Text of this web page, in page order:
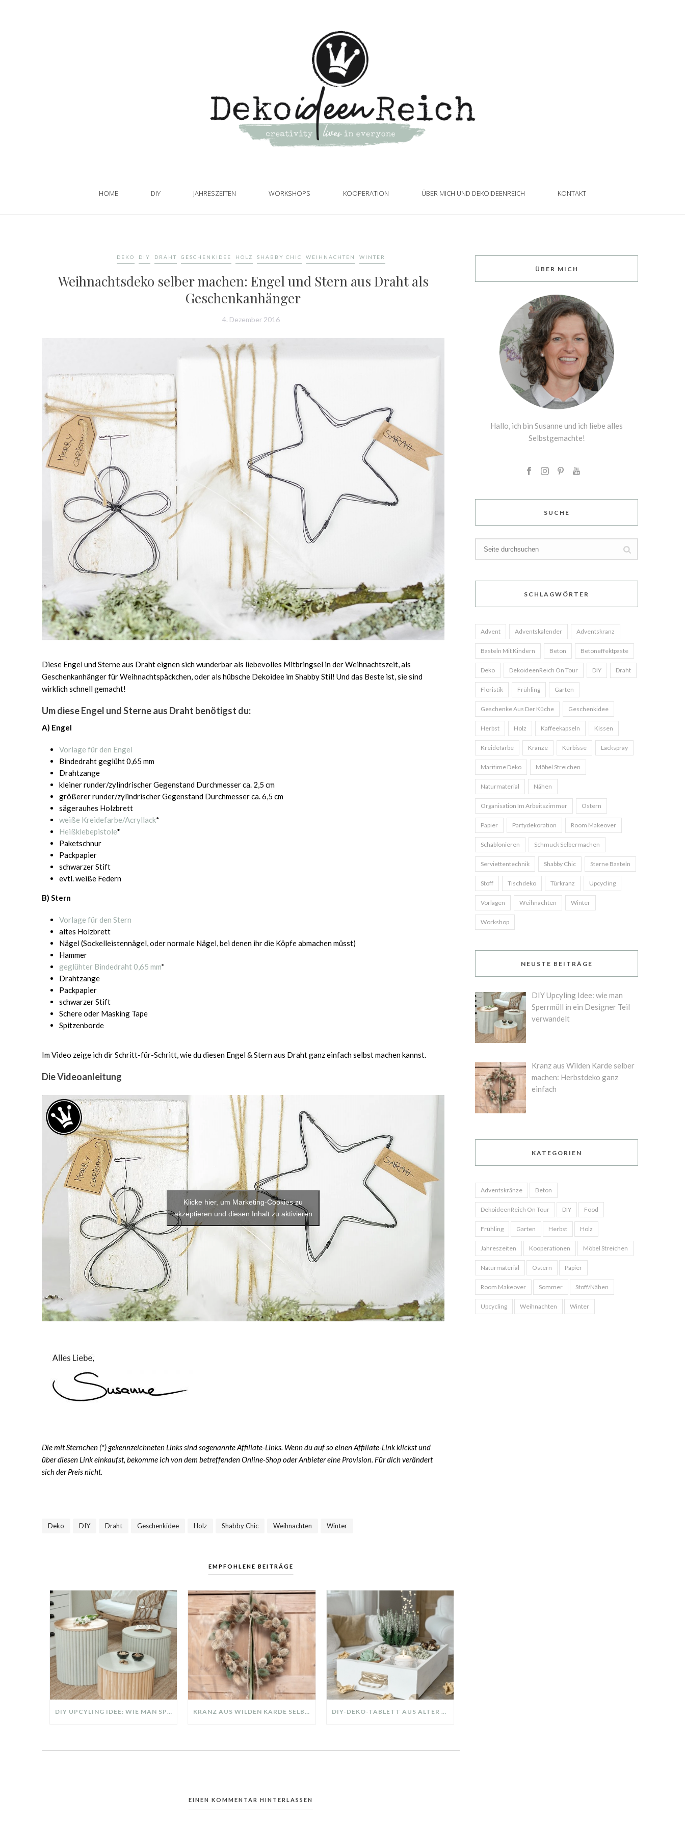
HOME DIY JAHRESZEITEN WORKSHOPS KOOPERATION ÜBER MICH UND DEKOIDEENREICH KONTAKT
DEKO DIY DRAHT GESCHENKIDEE HOLZ SHABBY CHIC WEIHNACHTEN WINTER
Weihnachtsdeko selber machen: Engel und Stern aus Draht als
Geschenkanhänger
4. Dezember 2016
Diese Engel und Sterne aus Draht eignen sich wunderbar als liebevolles Mitbringsel in der Weihnachtszeit, als
Geschenkanhänger für Weihnachtspäckchen, oder als hübsche Dekoidee im Shabby Stil! Und das Beste ist, sie sind
wirklich schnell gemacht!
Um diese Engel und Sterne aus Draht benötigst du:
A) Engel
Vorlage für den Engel
Bindedraht geglüht 0,65 mm
Drahtzange
kleiner runder/zylindrischer Gegenstand Durchmesser ca. 2,5 cm
größerer runder/zylindrischer Gegenstand Durchmesser ca. 6,5 cm
sägerauhes Holzbrett
weiße Kreidefarbe/Acryllack*
Heißklebepistole*
Paketschnur
Packpapier
schwarzer Stift
evtl. weiße Federn
B) Stern
Vorlage für den Stern
altes Holzbrett
Nägel (Sockelleistennägel, oder normale Nägel, bei denen ihr die Köpfe abmachen müsst)
Hammer
geglühter Bindedraht 0,65 mm*
Drahtzange
Packpapier
schwarzer Stift
Schere oder Masking Tape
Spitzenborde
Im Video zeige ich dir Schritt-für-Schritt, wie du diesen Engel & Stern aus Draht ganz einfach selbst machen kannst.
Die Videoanleitung
Klicke hier, um Marketing-Cookies zu
akzeptieren und diesen Inhalt zu aktivieren
Die mit Sternchen (*) gekennzeichneten Links sind sogenannte Affiliate-Links. Wenn du auf so einen Affiliate-Link klickst und
über diesen Link einkaufst, bekomme ich von dem betreffenden Online-Shop oder Anbieter eine Provision. Für dich verändert
sich der Preis nicht.
Deko DIY Draht Geschenkidee Holz Shabby Chic Weihnachten Winter
EMPFOHLENE BEITRÄGE
DIY UPCYLING IDEE: WIE MAN SPERRMÜLL IN EIN DESIGNER TEIL VERWANDELT KRANZ AUS WILDEN KARDE SELBER MACHEN: HERBSTDEKO GANZ EINFACH DIY-DEKO-TABLETT AUS ALTER SCHUBLADE – NACHHALTIGE HERBSTDEKO SELBER MACHEN!
EINEN KOMMENTAR HINTERLASSEN
ÜBER MICH
Hallo, ich bin Susanne und ich liebe alles
Selbstgemachte!
SUCHE
SCHLAGWÖRTER
Advent Adventskalender Adventskranz
Basteln Mit Kindern Beton Betoneffektpaste
Deko DekoideenReich On Tour DIY Draht
Floristik Frühling Garten
Geschenke Aus Der Küche Geschenkidee
Herbst Holz Kaffeekapseln Kissen
Kreidefarbe Kränze Kürbisse Lackspray
Maritime Deko Möbel Streichen
Naturmaterial Nähen
Organisation Im Arbeitszimmer Ostern
Papier Partydekoration Room Makeover
Schablonieren Schmuck Selbermachen
Serviettentechnik Shabby Chic Sterne Basteln
Stoff Tischdeko Türkranz Upcycling
Vorlagen Weihnachten Winter
Workshop
NEUSTE BEITRÄGE
DIY Upcyling Idee: wie man
Sperrmüll in ein Designer Teil
verwandelt
Kranz aus Wilden Karde selber
machen: Herbstdeko ganz
einfach
KATEGORIEN
Adventskränze Beton
DekoideenReich On Tour DIY Food
Frühling Garten Herbst Holz
Jahreszeiten Kooperationen Möbel Streichen
Naturmaterial Ostern Papier
Room Makeover Sommer Stoff/Nähen
Upcycling Weihnachten Winter